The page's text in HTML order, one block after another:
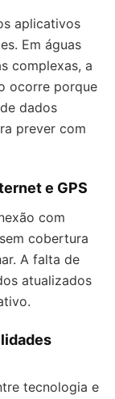
aplicativos
Em águas
complexas, a
ocorre porque
dados
prever com
e GPS
com
cobertura
A falta de
atualizados
tecnologia e